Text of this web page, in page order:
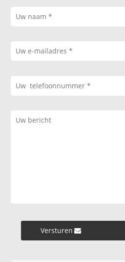
Versturen »